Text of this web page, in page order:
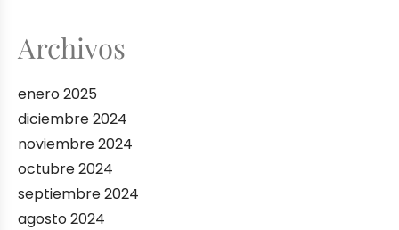
Archivos
enero 2025
diciembre 2024
noviembre 2024
octubre 2024
septiembre 2024
agosto 2024